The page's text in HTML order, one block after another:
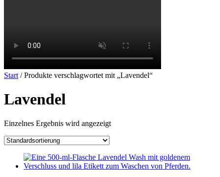
Start / Produkte verschlagwortet mit „Lavendel“
Lavendel
Einzelnes Ergebnis wird angezeigt